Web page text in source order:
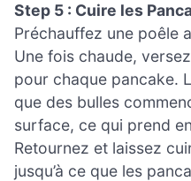
Step 5 : Cuire les
Préchauffez une poêle
Une fois chaude,
pour chaque pancake.
que des bulles
surface, ce qui prend
Retournez et laissez
jusqu’à ce que les